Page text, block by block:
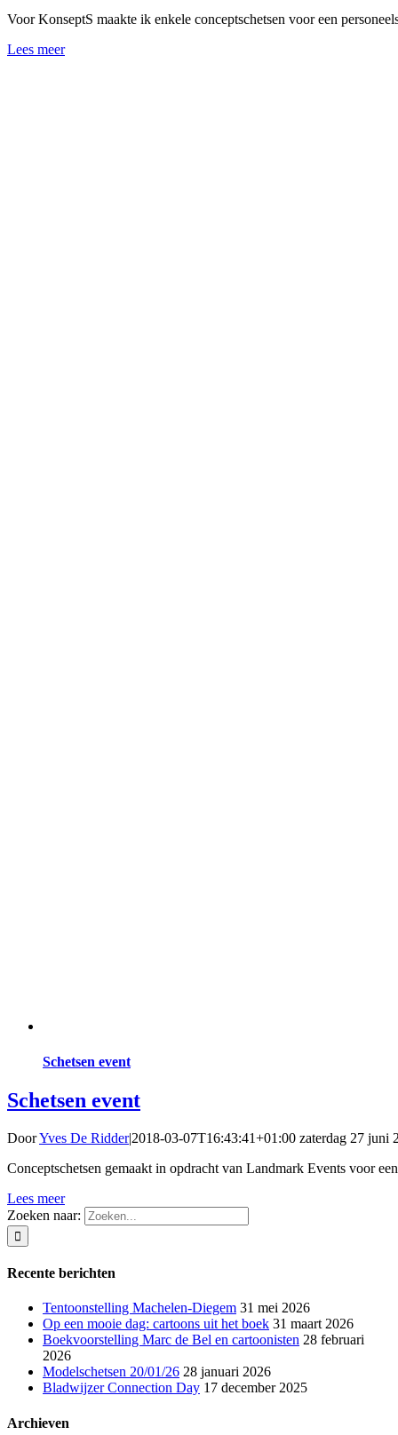
Voor KonseptS maakte ik enkele conceptschetsen voor een
Lees meer
Schetsen event
Schetsen event
DoorYves De Ridder|2018-03-07T16:43:41+01:00 zaterdag 27 juni
Conceptschetsen gemaakt in opdracht van Landmark Events voor
Lees meer
Zoeken naar:
Recente berichten
Tentoonstelling Machelen-Diegem 31 mei 2026
Op een mooie dag: cartoons uit het boek 31 maart 2026
Boekvoorstelling Marc de Bel en cartoonisten 28 februari
2026
Modelschetsen 20/01/26 28 januari 2026
Bladwijzer Connection Day 17 december 2025
Archieven